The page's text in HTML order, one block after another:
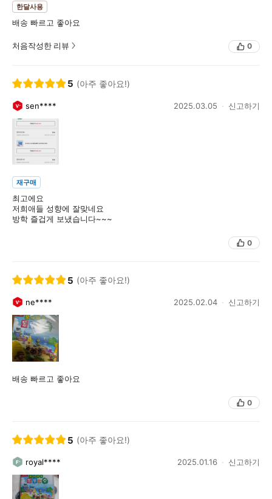
한달사용
배송 빠르고 좋아요
처음작성한 리뷰 0
5 (아주 좋아요!)
sen**** 2025.03.05 신고하기
재구매
최고에요
저희애들 성향에 잘맞네요
방학 즐겁게 보냈습니다~~~
0
5 (아주 좋아요!)
ne**** 2025.02.04 신고하기
배송 빠르고 좋아요
0
5 (아주 좋아요!)
royal**** 2025.01.16 신고하기